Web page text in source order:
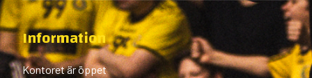
Information
Kontoret är öppet